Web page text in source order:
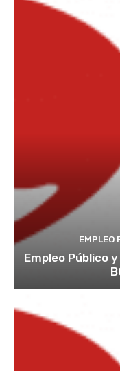
EMPLEO
Empleo Público